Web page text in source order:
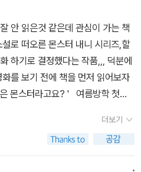
몬스터를 있는 그대로 받아들이
처럼 일상을 보낸다. 덕분에 아이
있는 이야기이기도 하다. <몬스
로덕션으로 영화화도 예정되어 있
는 상상력으로 무장한 작품이니,
떠나보고 싶다면 이 책을 만나 보
아 주관적으로 작성한 리뷰입니다.
것도 알게 된다.
겨우 몬스
된다. 갑자기 몬스터 내니는 집을
데 아마 벽장에 갇혀 있어서 배도
집 패티 아주머니가 반려견 에릭
려고 하지만 핼리는 자신에게 몽유
를 들킬 위기를 넘긴다. 그런데 또
집에서도 이상한 소리가 들린다.
스터. 엄마가 있었다면 하지 못했
으로 무슨 일이 일어날지 점점 더
일은 우리 집에서만 일어나는 일
첨된 사람이 있다는 것. 뭔가 이상
야기를 모두 읽고 나니 책 표지가
는 별다른 느낌이 없었는데, 책을
껴졌다. 무언가 겁을 먹은 듯한 몬스
신나는 표정. 이야기가 어떻게 전
해졌다. 아주 아주 아주 특별한 베
안 읽은것 같은데 관심이 가는 책
로 떠오른 몬스터 내니 시리즈,할
하기로 결정했다는 작품,,, 덕분에
를 보기 전에 책을 먼저 읽어보자
가 배달이 되고 반송도 안되고 몬
안된다는 경고까지털복숭이 몬스
격으로
더보기